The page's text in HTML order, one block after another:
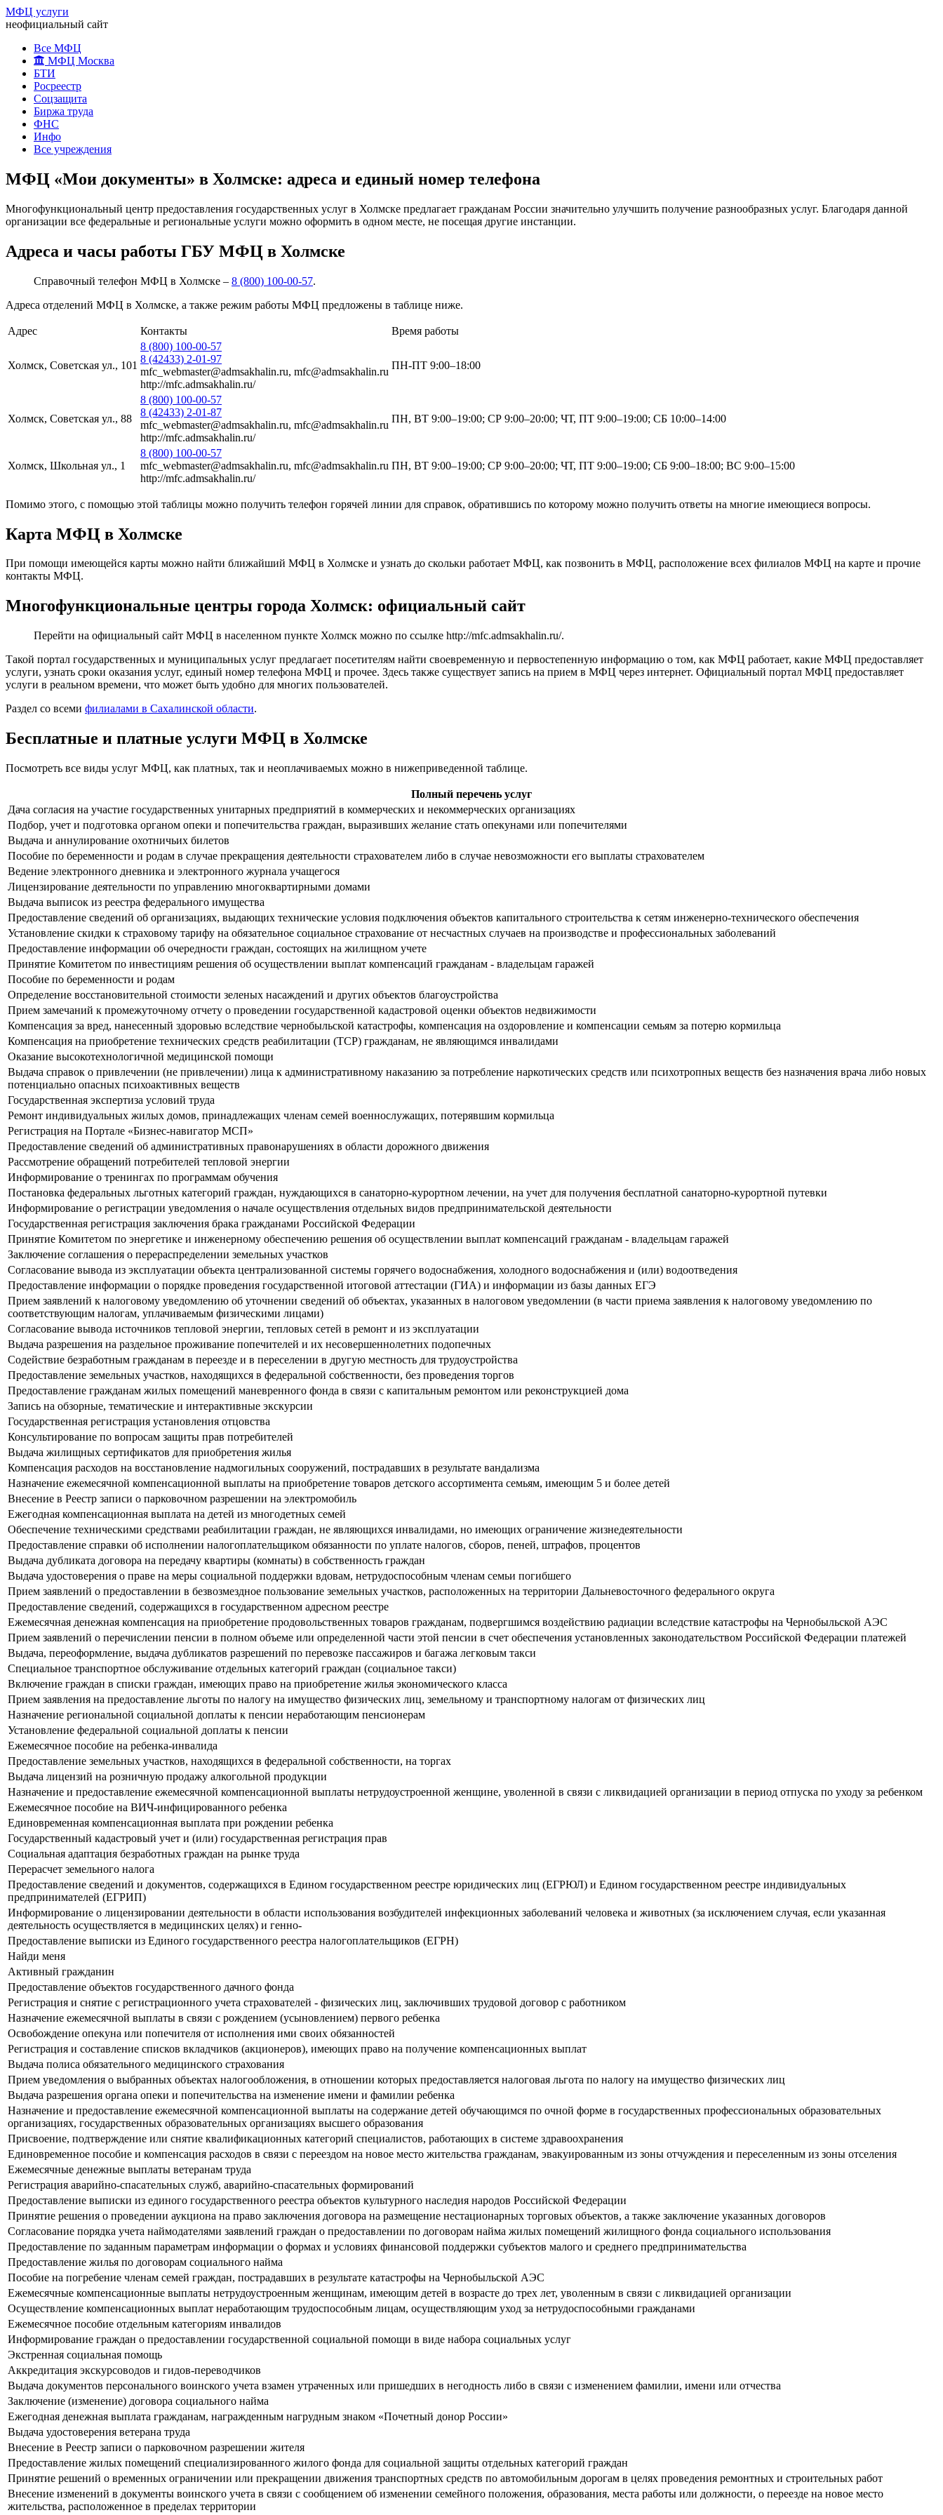
МФЦ услуги
неофициальный сайт
Все МФЦ
МФЦ Москва
БТИ
Росреестр
Соцзащита
Биржа труда
ФНС
Инфо
Все учреждения
МФЦ «Мои документы» в Холмске: адреса и единый номер телефона
Многофункциональный центр предоставления государственных услуг в Холмске предлагает гражданам России значительно улучшить получение разнообразных услуг. Благодаря данной
организации все федеральные и региональные услуги можно оформить в одном месте, не посещая другие инстанции.
Адреса и часы работы ГБУ МФЦ в Холмске
Справочный телефон МФЦ в Холмске – 8 (800) 100-00-57.
Адреса отделений МФЦ в Холмске, а также режим работы МФЦ предложены в таблице ниже.
Адрес Контакты Время работы
Холмск, Советская ул., 101
8 (800) 100-00-57
8 (42433) 2-01-97
mfc_webmaster@admsakhalin.ru, mfc@admsakhalin.ru
http://mfc.admsakhalin.ru/
ПН-ПТ 9:00–18:00
Холмск, Советская ул., 88
8 (800) 100-00-57
8 (42433) 2-01-87
mfc_webmaster@admsakhalin.ru, mfc@admsakhalin.ru
http://mfc.admsakhalin.ru/
ПН, ВТ 9:00–19:00; СР 9:00–20:00; ЧТ, ПТ 9:00–19:00; СБ 10:00–14:00
Холмск, Школьная ул., 1
8 (800) 100-00-57
mfc_webmaster@admsakhalin.ru, mfc@admsakhalin.ru
http://mfc.admsakhalin.ru/
ПН, ВТ 9:00–19:00; СР 9:00–20:00; ЧТ, ПТ 9:00–19:00; СБ 9:00–18:00; ВС 9:00–15:00
Помимо этого, с помощью этой таблицы можно получить телефон горячей линии для справок, обратившись по которому можно получить ответы на многие имеющиеся вопросы.
Карта МФЦ в Холмске
При помощи имеющейся карты можно найти ближайший МФЦ в Холмске и узнать до скольки работает МФЦ, как позвонить в МФЦ, расположение всех филиалов МФЦ на карте и прочие
контакты МФЦ.
Многофункциональные центры города Холмск: официальный сайт
Перейти на официальный сайт МФЦ в населенном пункте Холмск можно по ссылке http://mfc.admsakhalin.ru/.
Такой портал государственных и муниципальных услуг предлагает посетителям найти своевременную и первостепенную информацию о том, как МФЦ работает, какие МФЦ предоставляет
услуги, узнать сроки оказания услуг, единый номер телефона МФЦ и прочее. Здесь также существует запись на прием в МФЦ через интернет. Официальный портал МФЦ предоставляет
услуги в реальном времени, что может быть удобно для многих пользователей.
Раздел со всеми филиалами в Сахалинской области.
Бесплатные и платные услуги МФЦ в Холмске
Посмотреть все виды услуг МФЦ, как платных, так и неоплачиваемых можно в нижеприведенной таблице.
Полный перечень услуг
Дача согласия на участие государственных унитарных предприятий в коммерческих и некоммерческих организациях
Подбор, учет и подготовка органом опеки и попечительства граждан, выразивших желание стать опекунами или попечителями
Выдача и аннулирование охотничьих билетов
Пособие по беременности и родам в случае прекращения деятельности страхователем либо в случае невозможности его выплаты страхователем
Ведение электронного дневника и электронного журнала учащегося
Лицензирование деятельности по управлению многоквартирными домами
Выдача выписок из реестра федерального имущества
Предоставление сведений об организациях, выдающих технические условия подключения объектов капитального строительства к сетям инженерно-технического обеспечения
Установление скидки к страховому тарифу на обязательное социальное страхование от несчастных случаев на производстве и профессиональных заболеваний
Предоставление информации об очередности граждан, состоящих на жилищном учете
Принятие Комитетом по инвестициям решения об осуществлении выплат компенсаций гражданам - владельцам гаражей
Пособие по беременности и родам
Определение восстановительной стоимости зеленых насаждений и других объектов благоустройства
Прием замечаний к промежуточному отчету о проведении государственной кадастровой оценки объектов недвижимости
Компенсация за вред, нанесенный здоровью вследствие чернобыльской катастрофы, компенсация на оздоровление и компенсации семьям за потерю кормильца
Компенсация на приобретение технических средств реабилитации (ТСР) гражданам, не являющимся инвалидами
Оказание высокотехнологичной медицинской помощи
Выдача справок о привлечении (не привлечении) лица к административному наказанию за потребление наркотических средств или психотропных веществ без назначения врача либо новых
потенциально опасных психоактивных веществ
Государственная экспертиза условий труда
Ремонт индивидуальных жилых домов, принадлежащих членам семей военнослужащих, потерявшим кормильца
Регистрация на Портале «Бизнес-навигатор МСП»
Предоставление сведений об административных правонарушениях в области дорожного движения
Рассмотрение обращений потребителей тепловой энергии
Информирование о тренингах по программам обучения
Постановка федеральных льготных категорий граждан, нуждающихся в санаторно-курортном лечении, на учет для получения бесплатной санаторно-курортной путевки
Информирование о регистрации уведомления о начале осуществления отдельных видов предпринимательской деятельности
Государственная регистрация заключения брака гражданами Российской Федерации
Принятие Комитетом по энергетике и инженерному обеспечению решения об осуществлении выплат компенсаций гражданам - владельцам гаражей
Заключение соглашения о перераспределении земельных участков
Согласование вывода из эксплуатации объекта централизованной системы горячего водоснабжения, холодного водоснабжения и (или) водоотведения
Предоставление информации о порядке проведения государственной итоговой аттестации (ГИА) и информации из базы данных ЕГЭ
Прием заявлений к налоговому уведомлению об уточнении сведений об объектах, указанных в налоговом уведомлении (в части приема заявления к налоговому уведомлению по
соответствующим налогам, уплачиваемым физическими лицами)
Согласование вывода источников тепловой энергии, тепловых сетей в ремонт и из эксплуатации
Выдача разрешения на раздельное проживание попечителей и их несовершеннолетних подопечных
Содействие безработным гражданам в переезде и в переселении в другую местность для трудоустройства
Предоставление земельных участков, находящихся в федеральной собственности, без проведения торгов
Предоставление гражданам жилых помещений маневренного фонда в связи с капитальным ремонтом или реконструкцией дома
Запись на обзорные, тематические и интерактивные экскурсии
Государственная регистрация установления отцовства
Консультирование по вопросам защиты прав потребителей
Выдача жилищных сертификатов для приобретения жилья
Компенсация расходов на восстановление надмогильных сооружений, пострадавших в результате вандализма
Назначение ежемесячной компенсационной выплаты на приобретение товаров детского ассортимента семьям, имеющим 5 и более детей
Внесение в Реестр записи о парковочном разрешении на электромобиль
Ежегодная компенсационная выплата на детей из многодетных семей
Обеспечение техническими средствами реабилитации граждан, не являющихся инвалидами, но имеющих ограничение жизнедеятельности
Предоставление справки об исполнении налогоплательщиком обязанности по уплате налогов, сборов, пеней, штрафов, процентов
Выдача дубликата договора на передачу квартиры (комнаты) в собственность граждан
Выдача удостоверения о праве на меры социальной поддержки вдовам, нетрудоспособным членам семьи погибшего
Прием заявлений о предоставлении в безвозмездное пользование земельных участков, расположенных на территории Дальневосточного федерального округа
Предоставление сведений, содержащихся в государственном адресном реестре
Ежемесячная денежная компенсация на приобретение продовольственных товаров гражданам, подвергшимся воздействию радиации вследствие катастрофы на Чернобыльской АЭС
Прием заявлений о перечислении пенсии в полном объеме или определенной части этой пенсии в счет обеспечения установленных законодательством Российской Федерации платежей
Выдача, переоформление, выдача дубликатов разрешений по перевозке пассажиров и багажа легковым такси
Специальное транспортное обслуживание отдельных категорий граждан (социальное такси)
Включение граждан в списки граждан, имеющих право на приобретение жилья экономического класса
Прием заявления на предоставление льготы по налогу на имущество физических лиц, земельному и транспортному налогам от физических лиц
Назначение региональной социальной доплаты к пенсии неработающим пенсионерам
Установление федеральной социальной доплаты к пенсии
Ежемесячное пособие на ребенка-инвалида
Предоставление земельных участков, находящихся в федеральной собственности, на торгах
Выдача лицензий на розничную продажу алкогольной продукции
Назначение и предоставление ежемесячной компенсационной выплаты нетрудоустроенной женщине, уволенной в связи с ликвидацией организации в период отпуска по уходу за ребенком
Ежемесячное пособие на ВИЧ-инфицированного ребенка
Единовременная компенсационная выплата при рождении ребенка
Государственный кадастровый учет и (или) государственная регистрация прав
Социальная адаптация безработных граждан на рынке труда
Перерасчет земельного налога
Предоставление сведений и документов, содержащихся в Едином государственном реестре юридических лиц (ЕГРЮЛ) и Едином государственном реестре индивидуальных
предпринимателей (ЕГРИП)
Информирование о лицензировании деятельности в области использования возбудителей инфекционных заболеваний человека и животных (за исключением случая, если указанная
деятельность осуществляется в медицинских целях) и генно-
Предоставление выписки из Единого государственного реестра налогоплательщиков (ЕГРН)
Найди меня
Активный гражданин
Предоставление объектов государственного дачного фонда
Регистрация и снятие с регистрационного учета страхователей - физических лиц, заключивших трудовой договор с работником
Назначение ежемесячной выплаты в связи с рождением (усыновлением) первого ребенка
Освобождение опекуна или попечителя от исполнения ими своих обязанностей
Регистрация и составление списков вкладчиков (акционеров), имеющих право на получение компенсационных выплат
Выдача полиса обязательного медицинского страхования
Прием уведомления о выбранных объектах налогообложения, в отношении которых предоставляется налоговая льгота по налогу на имущество физических лиц
Выдача разрешения органа опеки и попечительства на изменение имени и фамилии ребенка
Назначение и предоставление ежемесячной компенсационной выплаты на содержание детей обучающимся по очной форме в государственных профессиональных образовательных
организациях, государственных образовательных организациях высшего образования
Присвоение, подтверждение или снятие квалификационных категорий специалистов, работающих в системе здравоохранения
Единовременное пособие и компенсация расходов в связи с переездом на новое место жительства гражданам, эвакуированным из зоны отчуждения и переселенным из зоны отселения
Ежемесячные денежные выплаты ветеранам труда
Регистрация аварийно-спасательных служб, аварийно-спасательных формирований
Предоставление выписки из единого государственного реестра объектов культурного наследия народов Российской Федерации
Принятие решения о проведении аукциона на право заключения договора на размещение нестационарных торговых объектов, а также заключение указанных договоров
Согласование порядка учета наймодателями заявлений граждан о предоставлении по договорам найма жилых помещений жилищного фонда социального использования
Предоставление по заданным параметрам информации о формах и условиях финансовой поддержки субъектов малого и среднего предпринимательства
Предоставление жилья по договорам социального найма
Пособие на погребение членам семей граждан, пострадавших в результате катастрофы на Чернобыльской АЭС
Ежемесячные компенсационные выплаты нетрудоустроенным женщинам, имеющим детей в возрасте до трех лет, уволенным в связи с ликвидацией организации
Осуществление компенсационных выплат неработающим трудоспособным лицам, осуществляющим уход за нетрудоспособными гражданами
Ежемесячное пособие отдельным категориям инвалидов
Информирование граждан о предоставлении государственной социальной помощи в виде набора социальных услуг
Экстренная социальная помощь
Аккредитация экскурсоводов и гидов-переводчиков
Выдача документов персонального воинского учета взамен утраченных или пришедших в негодность либо в связи с изменением фамилии, имени или отчества
Заключение (изменение) договора социального найма
Ежегодная денежная выплата гражданам, награжденным нагрудным знаком «Почетный донор России»
Выдача удостоверения ветерана труда
Внесение в Реестр записи о парковочном разрешении жителя
Предоставление жилых помещений специализированного жилого фонда для социальной защиты отдельных категорий граждан
Принятие решений о временных ограничении или прекращении движения транспортных средств по автомобильным дорогам в целях проведения ремонтных и строительных работ
Внесение изменений в документы воинского учета в связи с сообщением об изменении семейного положения, образования, места работы или должности, о переезде на новое место
жительства, расположенное в пределах территории